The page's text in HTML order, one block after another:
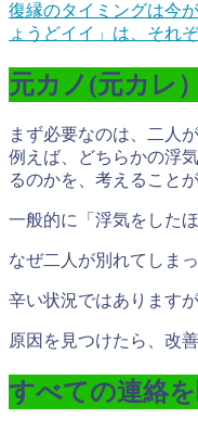
復縁のタイミングは今
ょうどイイ」は、それ
元カノ(元カレ
まず必要なのは、 二人
例えば、どちらかの浮
るのかを、考えること
一般的に「浮気をした
なぜ二人が別れてしま
辛い状況ではあります
原因を見つけたら、改
すべての連絡